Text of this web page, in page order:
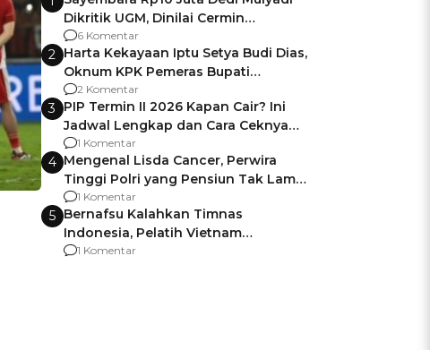
Dikritik UGM, Dinilai Cermin
Gagalnya Negara Jamin Keamanan
6 Komentar
2 Harta Kekayaan Iptu Setya Budi Dias,
Oknum KPK Pemeras Bupati
Pemalang
2 Komentar
3 PIP Termin II 2026 Kapan Cair? Ini
Jadwal Lengkap dan Cara Ceknya
agar Dana Tidak Hangus!
1 Komentar
4 Mengenal Lisda Cancer, Perwira
Tinggi Polri yang Pensiun Tak Lama
Usai Jadi Brigjen
1 Komentar
5 Bernafsu Kalahkan Timnas
Indonesia, Pelatih Vietnam
Berencana Pakai Jimat di Pakansari
1 Komentar